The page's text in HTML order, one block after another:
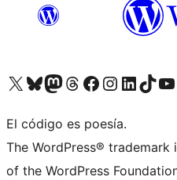
Visitá nuestra cuenta de X (anteriormente Twitter)
Visitá nuestra cuenta de Bluesky
Visitá nuestra cuenta de Mastodon
Visitá nuestra cuenta de Threads
Visitá nuestra página de Facebook
Visitá nuestra cuenta de
Visitá nuestra cuenta de
Visitá nuestraVisitá
El código es poesía.
The WordPress®
of the WordPress